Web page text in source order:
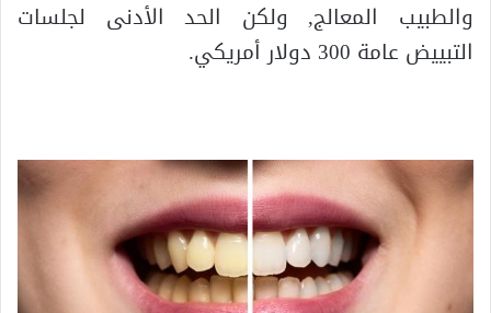
والطبيب المعالج, ولكن الحد الأدنى لجلسات
التبييض عامة 300 دولار أمريكي.